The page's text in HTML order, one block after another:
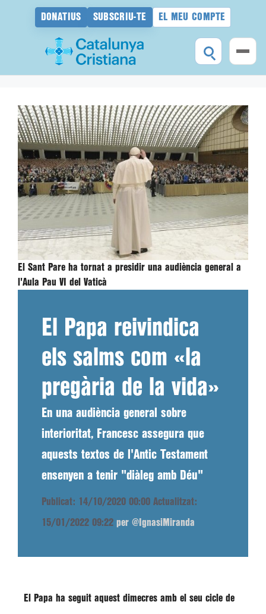
DONATIUS SUBSCRIU-TE EL MEU COMPTE
contingut
El Sant Pare ha tornat a presidir una audiència general a
l'Aula Pau VI del Vaticà
El Papa reivindica
els salms com «la
pregària de la vida»
En una audiència general sobre
interioritat, Francesc assegura que
aquests textos de l'Antic Testament
ensenyen a tenir "diàleg amb Déu"
Publicat: 14/10/2020 00:00 Actualitzat:
15/01/2022 09:22 per @IgnasiMiranda
El Papa ha seguit aquest dimecres amb el seu cicle de